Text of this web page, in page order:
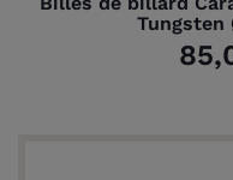
Tungsten